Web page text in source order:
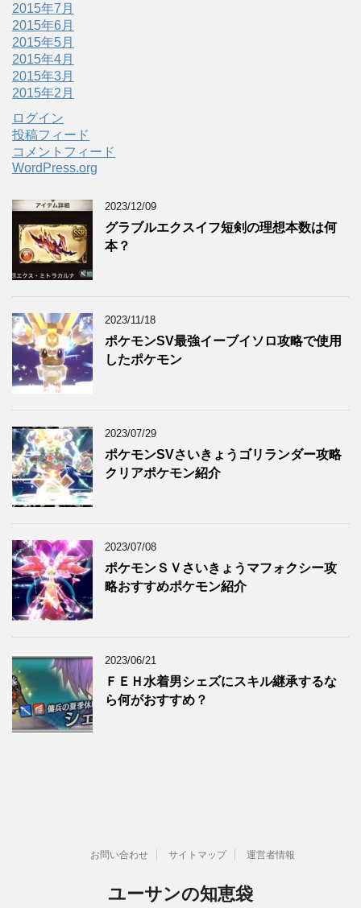
2015年7月
2015年6月
2015年5月
2015年4月
2015年3月
2015年2月
ログイン
投稿フィード
コメントフィード
WordPress.org
2023/12/09
グラブルエクスイフ短剣の理想本数は何
本？
2023/11/18
ポケモンSV最強イーブイソロ攻略で使用
したポケモン
2023/07/29
ポケモンSVさいきょうゴリランダー攻略
クリアポケモン紹介
2023/07/08
ポケモンＳＶさいきょうマフォクシー攻
略おすすめポケモン紹介
2023/06/21
ＦＥＨ水着男シェズにスキル継承するな
ら何がおすすめ？
お問い合わせ サイトマップ 運営者情報
ユーサンの知恵袋